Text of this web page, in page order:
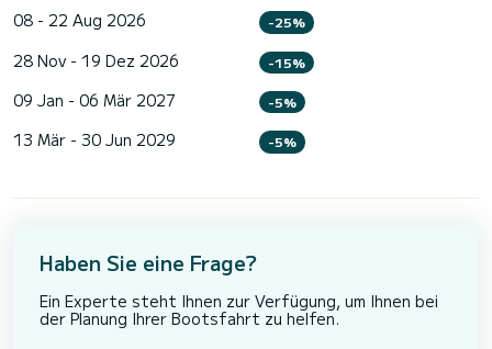
08 - 22 Aug 2026 -25%
28 Nov - 19 Dez 2026 -15%
09 Jan - 06 Mär 2027 -5%
13 Mär - 30 Jun 2029 -5%
Haben Sie eine Frage?
Ein Experte steht Ihnen zur Verfügung, um Ihnen bei
der Planung Ihrer Bootsfahrt zu helfen.